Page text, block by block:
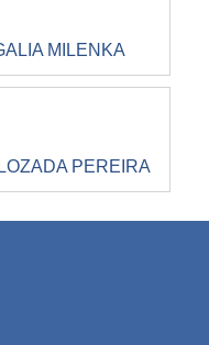
MILENKA
PEREIRA